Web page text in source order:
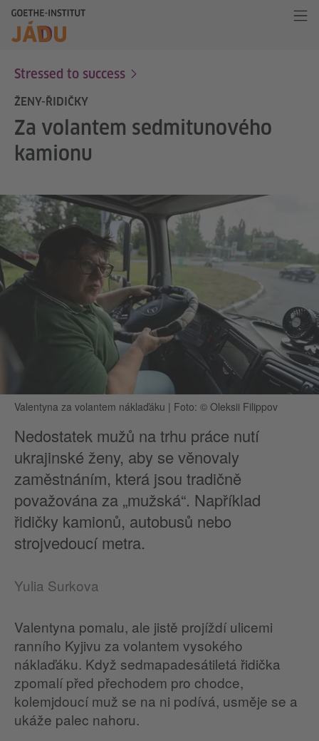
Stressed to success
ŽENY-ŘIDIČKY
Za volantem sedmitunového
kamionu
Valentyna za volantem náklaďáku | Foto: © Oleksii Filippov
Nedostatek mužů na trhu práce nutí
ukrajinské ženy, aby se věnovaly
zaměstnáním, která jsou tradičně
považována za „mužská“. Například
řidičky kamionů, autobusů nebo
strojvedoucí metra.
Yulia Surkova
Valentyna pomalu, ale jistě projíždí ulicemi
ranního Kyjivu za volantem vysokého
náklaďáku. Když sedmapadesátiletá řidička
zpomalí před přechodem pro chodce,
kolemjdoucí muž se na ni podívá, usměje se a
ukáže palec nahoru.